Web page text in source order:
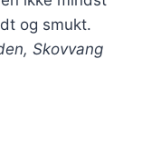
og smukt.
Skovvang